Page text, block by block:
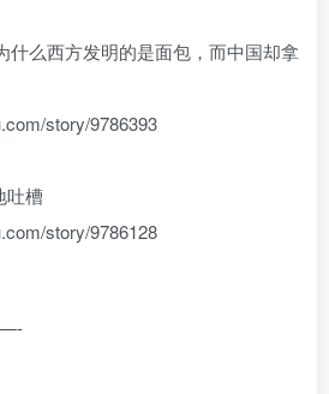
什么西方发明的是面包，而中国却拿
story/9786393
吐槽
story/9786128
—-